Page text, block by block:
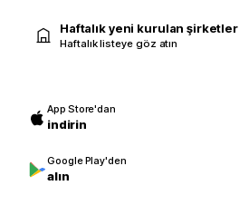
Haftalık yeni kurulan şirketler
Haftalık listeye göz atın
App Store'dan
indirin
Google Play'den
alın